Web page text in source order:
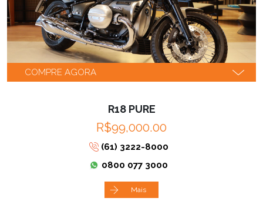
COMPRE AGORA
R18 PURE
R$99,000.00
(61) 3222-8000
0800 077 3000
Mais